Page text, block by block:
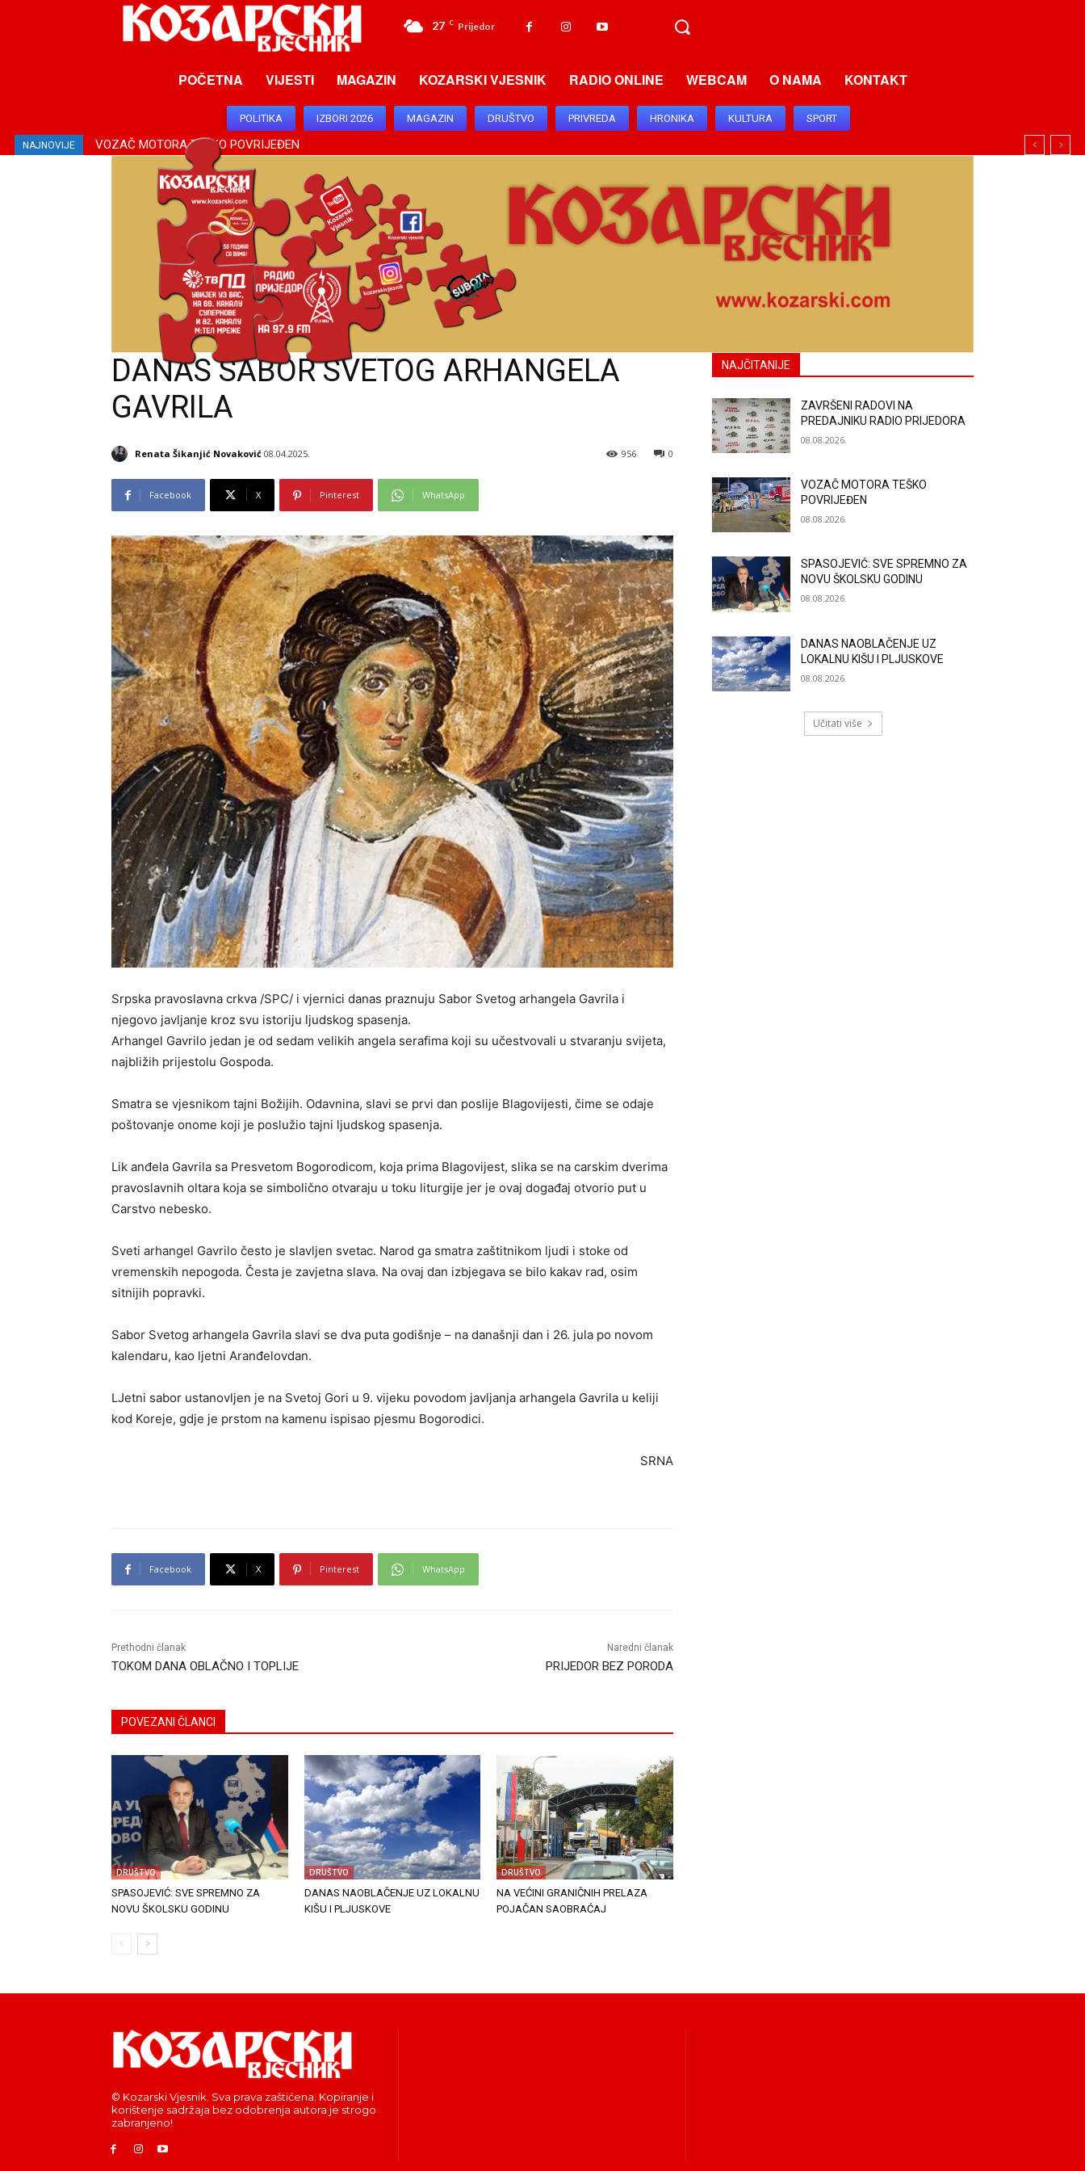
27 C Prijedor
POČETNA VIJESTI MAGAZIN KOZARSKI VJESNIK RADIO ONLINE WEBCAM O NAMA KONTAKT
POLITIKA IZBORI 2026 MAGAZIN DRUŠTVO PRIVREDA HRONIKA KULTURA SPORT
NAJNOVIJE VOZAČ MOTORA TEŠKO POVRIJEĐEN
DANAS SABOR SVETOG ARHANGELA
GAVRILA
Renata Šikanjić Novaković 08.04.2025. 0
956
Facebook X Pinterest WhatsApp
Srpska pravoslavna crkva /SPC/ i vjernici danas praznuju Sabor Svetog arhangela Gavrila i
njegovo javljanje kroz svu istoriju ljudskog spasenja.
Arhangel Gavrilo jedan je od sedam velikih angela serafima koji su učestvovali u stvaranju svijeta,
najbližih prijestolu Gospoda.
Smatra se vjesnikom tajni Božijih. Odavnina, slavi se prvi dan poslije Blagovijesti, čime se odaje
poštovanje onome koji je poslužio tajni ljudskog spasenja.
Lik anđela Gavrila sa Presvetom Bogorodicom, koja prima Blagovijest, slika se na carskim dverima
pravoslavnih oltara koja se simbolično otvaraju u toku liturgije jer je ovaj događaj otvorio put u
Carstvo nebesko.
Sveti arhangel Gavrilo često je slavljen svetac. Narod ga smatra zaštitnikom ljudi i stoke od
vremenskih nepogoda. Česta je zavjetna slava. Na ovaj dan izbjegava se bilo kakav rad, osim
sitnijih popravki.
Sabor Svetog arhangela Gavrila slavi se dva puta godišnje – na današnji dan i 26. jula po novom
kalendaru, kao ljetni Aranđelovdan.
LJetni sabor ustanovljen je na Svetoj Gori u 9. vijeku povodom javljanja arhangela Gavrila u keliji
kod Koreje, gdje je prstom na kamenu ispisao pjesmu Bogorodici.
SRNA
Facebook X Pinterest WhatsApp
Prethodni članak
TOKOM DANA OBLAČNO I TOPLIJE
Naredni članak
PRIJEDOR BEZ PORODA
POVEZANI ČLANCI
DRUŠTVO
SPASOJEVIĆ: SVE SPREMNO ZA
NOVU ŠKOLSKU GODINU
DRUŠTVO
DANAS NAOBLAČENJE UZ LOKALNU
KIŠU I PLJUSKOVE
DRUŠTVO
NA VEĆINI GRANIČNIH PRELAZA
POJAČAN SAOBRAĆAJ
NAJČITANIJE
ZAVRŠENI RADOVI NA
PREDAJNIKU RADIO PRIJEDORA
08.08.2026.
VOZAČ MOTORA TEŠKO
POVRIJEĐEN
08.08.2026.
SPASOJEVIĆ: SVE SPREMNO ZA
NOVU ŠKOLSKU GODINU
08.08.2026.
DANAS NAOBLAČENJE UZ
LOKALNU KIŠU I PLJUSKOVE
08.08.2026.
Učitati više
© Kozarski Vjesnik. Sva prava zaštićena. Kopiranje i
korištenje sadržaja bez odobrenja autora je strogo
zabranjeno!